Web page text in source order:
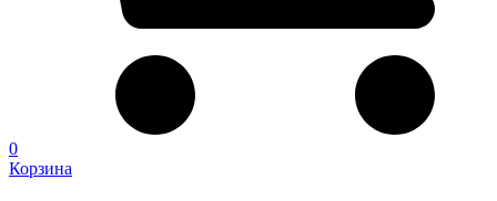
0
Корзина